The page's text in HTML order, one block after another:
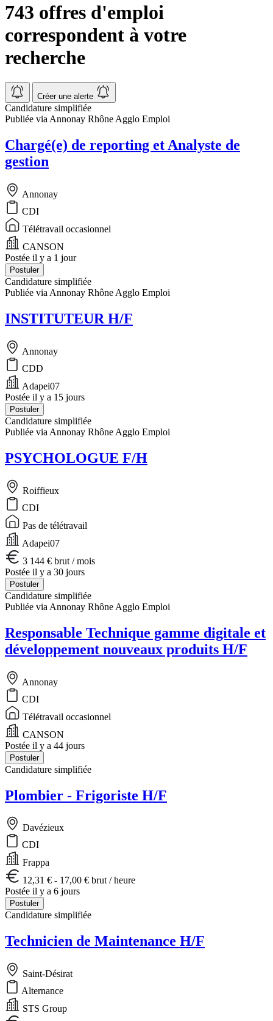
743 offres d'emploi
correspondent à votre
recherche
Créer une alerte
Candidature simplifiée
Publiée via Annonay Rhône Agglo Emploi
Chargé(e) de reporting et Analyste de
gestion
Annonay
CDI
Télétravail occasionnel
CANSON
Postée il y a 1 jour
Postuler
Candidature simplifiée
Publiée via Annonay Rhône Agglo Emploi
INSTITUTEUR H/F
Annonay
CDD
Adapei07
Postée il y a 15 jours
Postuler
Candidature simplifiée
Publiée via Annonay Rhône Agglo Emploi
PSYCHOLOGUE F/H
Roiffieux
CDI
Pas de télétravail
Adapei07
3 144 € brut / mois
Postée il y a 30 jours
Postuler
Candidature simplifiée
Publiée via Annonay Rhône Agglo Emploi
Responsable Technique gamme digitale et
développement nouveaux produits H/F
Annonay
CDI
Télétravail occasionnel
CANSON
Postée il y a 44 jours
Postuler
Candidature simplifiée
Plombier - Frigoriste H/F
Davézieux
CDI
Frappa
12,31 € - 17,00 € brut / heure
Postée il y a 6 jours
Postuler
Candidature simplifiée
Technicien de Maintenance H/F
Saint-Désirat
Alternance
STS Group